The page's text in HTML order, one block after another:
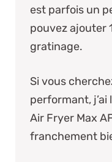
est parfois un
pouvez ajouter
gratinage.
Si vous
performant,
Air Fryer Max
franchement